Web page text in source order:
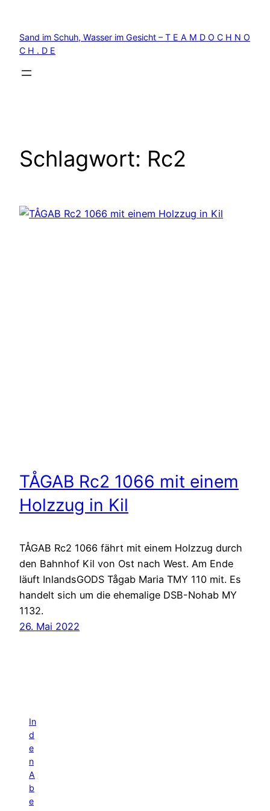
springen
Sand im Schuh, Wasser im Gesicht – T E A M D O C H N O
C H . D E
Schlagwort: Rc2
TÅGAB Rc2 1066 mit einem
Holzzug in Kil
TÅGAB Rc2 1066 fährt mit einem Holzzug durch
den Bahnhof Kil von Ost nach West. Am Ende
läuft InlandsGODS Tågab Maria TMY 110 mit. Es
handelt sich um die ehemalige DSB-Nohab MY
1132.
26. Mai 2022
In
d
e
n
A
b
e